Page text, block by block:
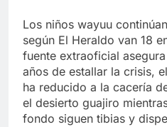
Los niños wayuu
según El Heraldo van 18
fuente extraoficial
años de estallar la crisis,
ha reducido a la cacería
el desierto guajiro
fondo siguen tibias y